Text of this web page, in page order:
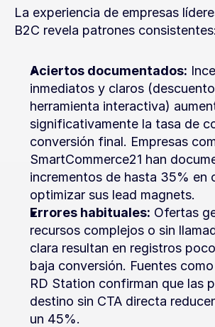
La experiencia de empresas
B2C revela patrones consistentes:
Aciertos documentados:
inmediatos y claros
herramienta interactiva)
significativamente la tasa de
conversión final. Empresas
SmartCommerce21 han
incrementos de hasta 35% en
optimizar sus lead magnets.
Errores habituales: Ofertas
recursos complejos o sin
clara resultan en registros
baja conversión. Fuentes
RD Station confirman que las
destino sin CTA directa
un 45%.